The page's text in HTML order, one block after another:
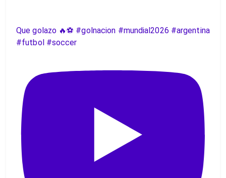
Que golazo 🔥⚽️ #golnacion #mundial2026 #argentina
#futbol #soccer